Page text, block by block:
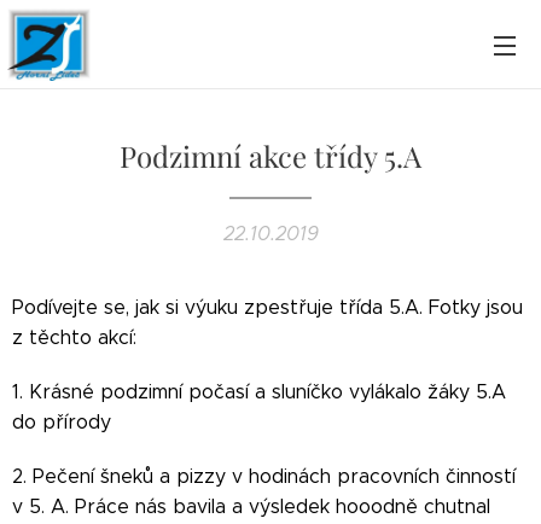
Podzimní akce třídy 5.A
22.10.2019
Podívejte se, jak si výuku zpestřuje třída 5.A. Fotky jsou
z těchto akcí:
1. Krásné podzimní počasí a sluníčko vylákalo žáky 5.A
do přírody
2. Pečení šneků a pizzy v hodinách pracovních činností
v 5. A. Práce nás bavila a výsledek hooodně chutnal